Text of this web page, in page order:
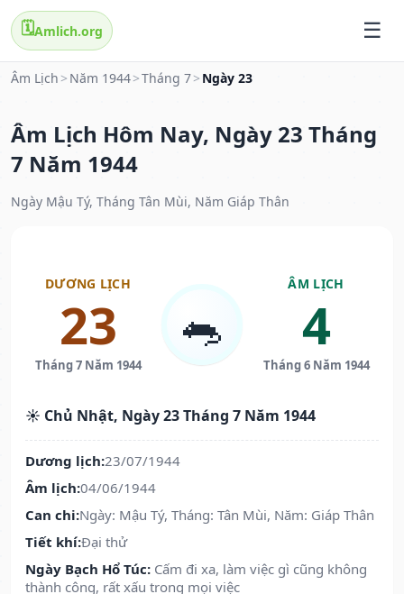
🗓️Amlich.org
Âm Lịch > Năm 1944>Tháng 7> Ngày 23
Âm Lịch Hôm Nay, Ngày 23 Tháng
7 Năm 1944
Ngày Mậu Tý, Tháng Tân Mùi, Năm Giáp Thân
DƯƠNG LỊCH
23
Tháng 7 Năm 1944
🐀
ÂM LỊCH
4
Tháng 6 Năm 1944
☀️ Chủ Nhật, Ngày 23 Tháng 7 Năm 1944
Dương lịch:23/07/1944
Âm lịch:04/06/1944
Can chi:Ngày: Mậu Tý, Tháng: Tân Mùi, Năm: Giáp Thân
Tiết khí:Đại thử
Ngày Bạch Hổ Túc: Cấm đi xa, làm việc gì cũng không
thành công, rất xấu trong mọi việc